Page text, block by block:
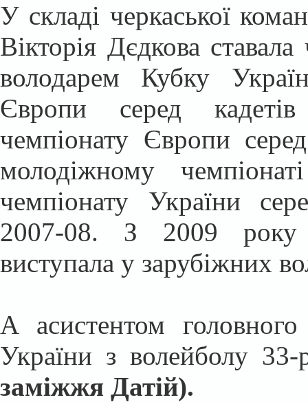
У складі черкаської
Вікторія Дєдкова
володарем Кубку
Європи серед
чемпіонату Європи
молодіжному
чемпіонату України
2007-08. З 2009 року
виступала у зарубіжних
А асистентом
України з волейболу
заміжжя Датій).